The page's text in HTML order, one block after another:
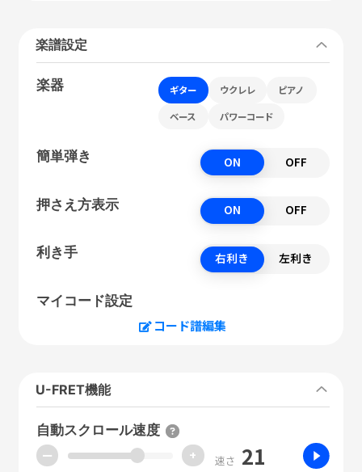
楽譜設定
楽器 ギター ウクレレ ピアノ
ベース パワーコード
簡単弾き ON OFF
押さえ方表示 ON OFF
利き手 右利き 左利き
マイコード設定
コード譜編集
U-FRET機能
自動スクロール速度
ー + 速さ 21